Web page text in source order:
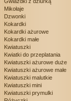
Mikołaje
Dzwonki
Kokardki
Kokardki ażurowe
Kokardki małe
Kwiatuszki
Kwiatki do przeplatania
Kwiatuszki ażurowe duże
Kwiatuszki ażurowe małe
Kwiatuszki malutkie
Kwiatuszki mini
Kwiatuszki prymulki